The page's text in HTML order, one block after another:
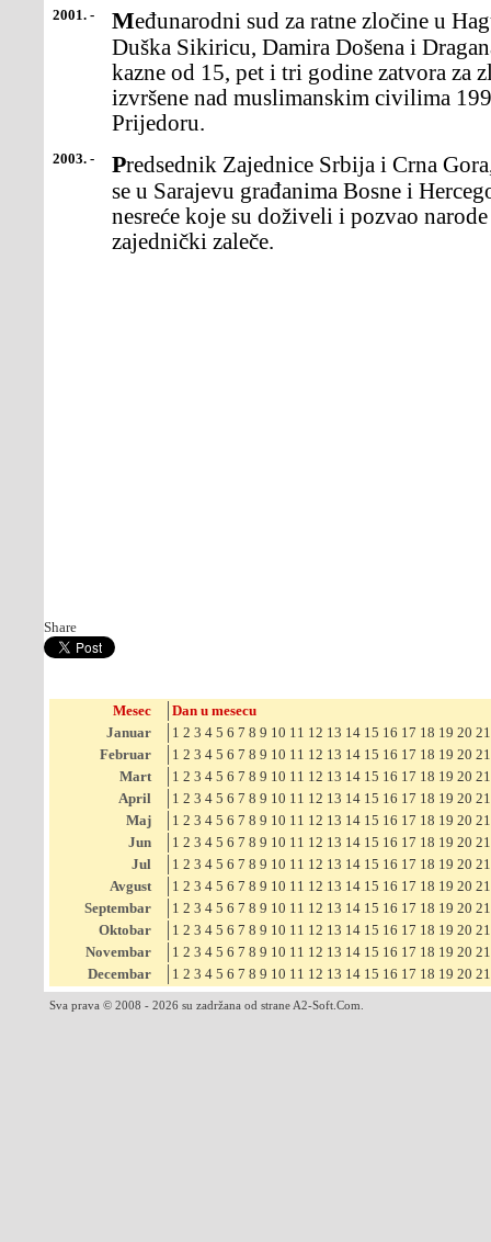
2001. - Međunarodni sud za ratne zločine u Hagu osudio je bosanske Srbe
Duška Sikiricu, Damira Došena i
kazne od 15, pet i tri godine zatvora za
izvršene nad muslimanskim civilima
Prijedoru.
2003. - Predsednik Zajednice Srbija i Crna Gora, Svetozar Marović izvinio
se u Sarajevu građanima Bosne i
nesreće koje su doživeli i pozvao
zajednički zaleče.
Share
Mesec
Dan u mesecu
Januar
1 2 3 4 5 6 7 8 9 10 11 12 13 14 15 16 17 18 19 20 21
Februar
1 2 3 4 5 6 7 8 9 10 11 12 13 14 15 16 17 18 19 20 21
Mart
1 2 3 4 5 6 7 8 9 10 11 12 13 14 15 16 17 18 19 20 21
April
1 2 3 4 5 6 7 8 9 10 11 12 13 14 15 16 17 18 19 20 21
Maj
1 2 3 4 5 6 7 8 9 10 11 12 13 14 15 16 17 18 19 20 21
Jun
1 2 3 4 5 6 7 8 9 10 11 12 13 14 15 16 17 18 19 20 21
Jul
1 2 3 4 5 6 7 8 9 10 11 12 13 14 15 16 17 18 19 20 21
Avgust
1 2 3 4 5 6 7 8 9 10 11 12 13 14 15 16 17 18 19 20 21
Septembar
1 2 3 4 5 6 7 8 9 10 11 12 13 14 15 16 17 18 19 20 21
Oktobar
1 2 3 4 5 6 7 8 9 10 11 12 13 14 15 16 17 18 19 20 21
Novembar
1 2 3 4 5 6 7 8 9 10 11 12 13 14 15 16 17 18 19 20 21
Decembar
1 2 3 4 5 6 7 8 9 10 11 12 13 14 15 16 17 18 19 20 21
Sva prava © 2008 - 2026 su zadržana od strane A2-Soft.Com.